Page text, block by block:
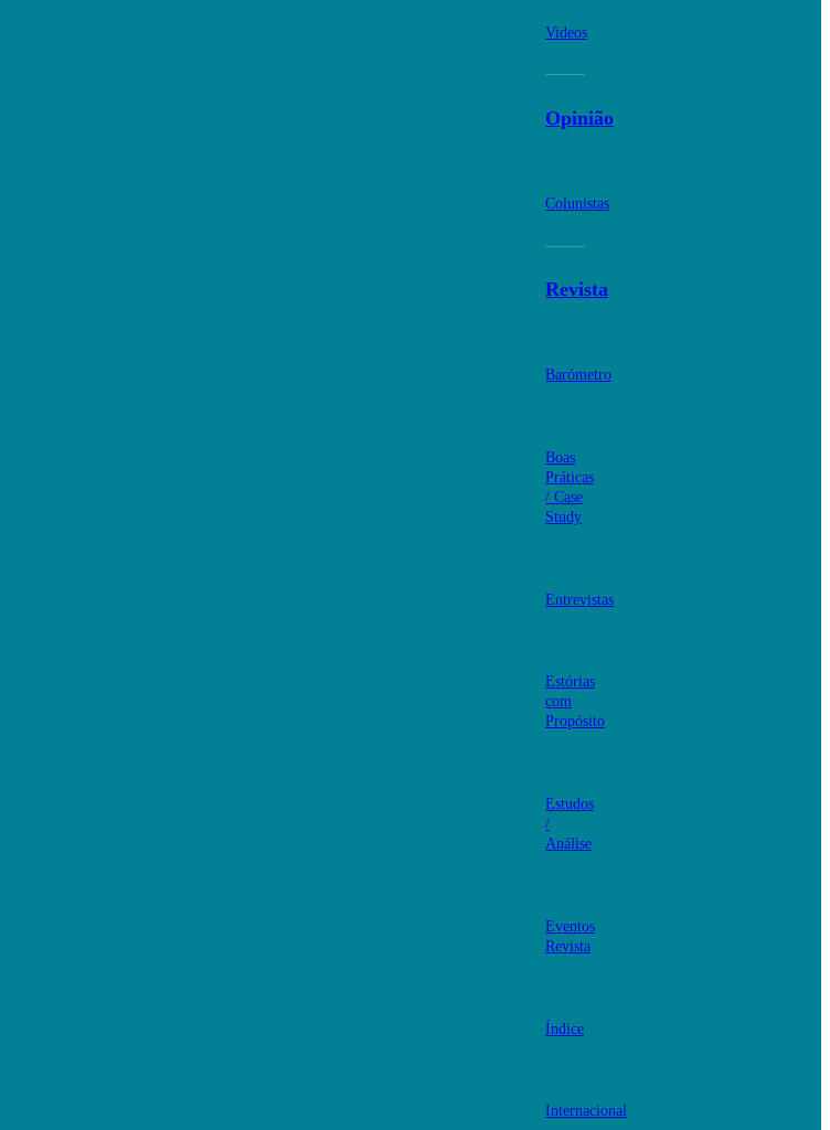
Videos
Opinião
Colunistas
Revista
Barómetro
Boas
Práticas
/ Case
Study
Entrevistas
Estórias
com
Propósito
Estudos
/
Análise
Eventos
Revista
Índice
Internacional